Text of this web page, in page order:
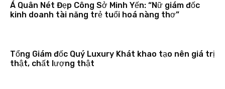
Á Quân Nét Đẹp Công Sở Minh Yến: “Nữ giám đốc
kinh doanh tài năng trẻ tuổi hoá nàng thơ”
Tổng Giám đốc Quý Luxury Khát khao tạo nên giá trị
thật, chất lượng thật